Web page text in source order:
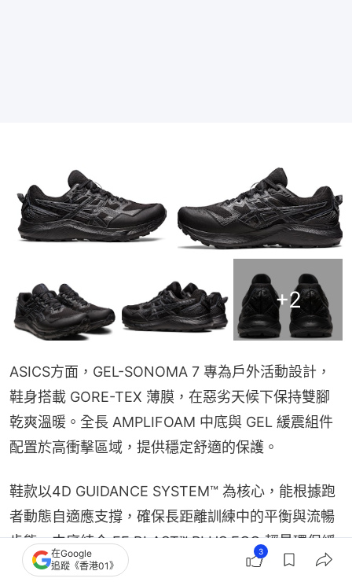
+2
ASICS方面，GEL-SONOMA 7 專為戶外活動設計，
鞋身搭載 GORE-TEX 薄膜，在惡劣天候下保持雙腳
乾爽溫暖。全長 AMPLIFOAM 中底與 GEL 緩震組件
配置於高衝擊區域，提供穩定舒適的保護。
鞋款以4D GUIDANCE SYSTEM™ 為核心，能根據跑
者動態自適應支撐，確保長距離訓練中的平衡與流暢
步態。中底結合 FF BLAST™ PLUS ECO 輕量環保緩
震材質與 PureGEL™ 技術，帶來柔軟承托與高效衝擊
在Google
追蹤《香港01》
3